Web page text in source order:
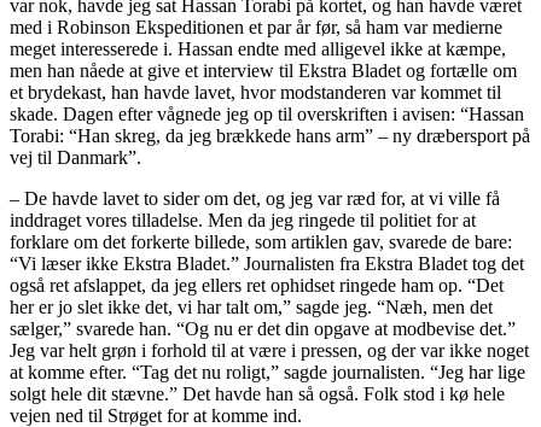
var nok, havde jeg sat Hassan Torabi på kortet, og han havde været
med i Robinson Ekspeditionen et par år før, så ham var medierne
meget interesserede i. Hassan endte med alligevel ikke at kæmpe,
men han nåede at give et interview til Ekstra Bladet og fortælle om
et brydekast, han havde lavet, hvor modstanderen var kommet til
skade. Dagen efter vågnede jeg op til overskriften i avisen: “Hassan
Torabi: “Han skreg, da jeg brækkede hans arm” – ny dræbersport på
vej til Danmark”.
– De havde lavet to sider om det, og jeg var ræd for, at vi ville få
inddraget vores tilladelse. Men da jeg ringede til politiet for at
forklare om det forkerte billede, som artiklen gav, svarede de bare:
“Vi læser ikke Ekstra Bladet.” Journalisten fra Ekstra Bladet tog det
også ret afslappet, da jeg ellers ret ophidset ringede ham op. “Det
her er jo slet ikke det, vi har talt om,” sagde jeg. “Næh, men det
sælger,” svarede han. “Og nu er det din opgave at modbevise det.”
Jeg var helt grøn i forhold til at være i pressen, og der var ikke noget
at komme efter. “Tag det nu roligt,” sagde journalisten. “Jeg har lige
solgt hele dit stævne.” Det havde han så også. Folk stod i kø hele
vejen ned til Strøget for at komme ind.